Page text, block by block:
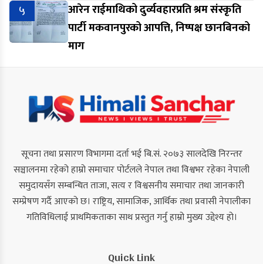
५
आरेन राईमाथिको दुर्व्यवहारप्रति श्रम संस्कृति
पार्टी मकवानपुरको आपत्ति, निष्पक्ष छानबिनको
माग
सूचना तथा प्रसारण विभागमा दर्ता भई बि.सं. २०७३ सालदेखि निरन्तर
सञ्चालनमा रहेको हाम्रो समाचार पोर्टलले नेपाल तथा विश्वभर रहेका नेपाली
समुदायसँग सम्बन्धित ताजा, सत्य र विश्वसनीय समाचार तथा जानकारी
सम्प्रेषण गर्दै आएको छ। राष्ट्रिय, सामाजिक, आर्थिक तथा प्रवासी नेपालीका
गतिविधिलाई प्राथमिकताका साथ प्रस्तुत गर्नु हाम्रो मुख्य उद्देश्य हो।
Quick Link